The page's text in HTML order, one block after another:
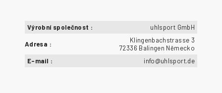
Výrobní společnost : uhlsport GmbH
Adresa :
Klingenbachstrasse 3
72336 Balingen Německo
E-mail : info@uhlsport.de